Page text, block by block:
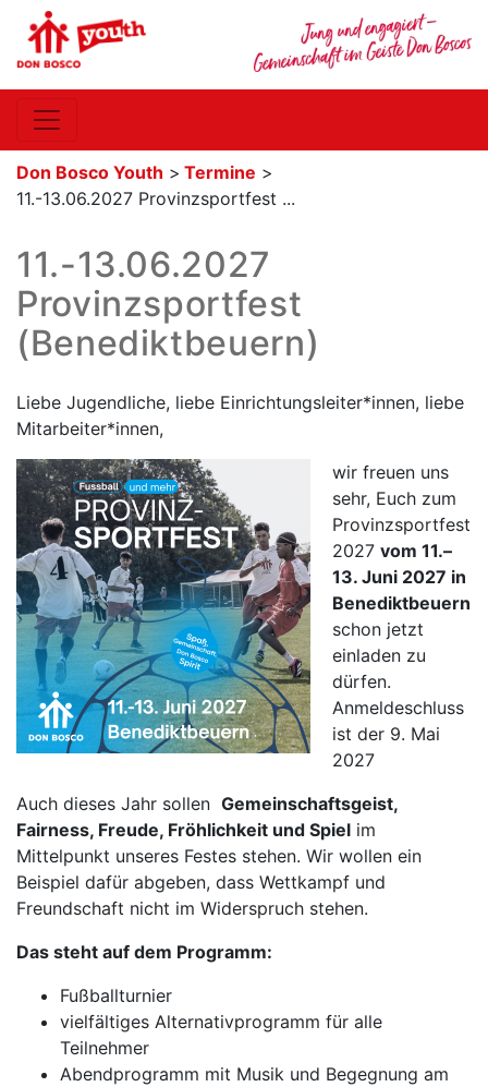
Don Bosco Youth > Termine >
11.-13.06.2027 Provinzsportfest ...
11.-13.06.2027
Provinzsportfest
(Benediktbeuern)
Liebe Jugendliche, liebe Einrichtungsleiter*innen, liebe
Mitarbeiter*innen,
wir freuen uns
sehr, Euch zum
Provinzsportfest
2027 vom 11.–
13. Juni 2027 in
Benediktbeuern
schon jetzt
einladen zu
dürfen.
Anmeldeschluss
ist der 9. Mai
2027
Auch dieses Jahr sollen Gemeinschaftsgeist,
Fairness, Freude, Fröhlichkeit und Spiel im
Mittelpunkt unseres Festes stehen. Wir wollen ein
Beispiel dafür abgeben, dass Wettkampf und
Freundschaft nicht im Widerspruch stehen.
Das steht auf dem Programm:
Fußballturnier
vielfältiges Alternativprogramm für alle
Teilnehmer
Abendprogramm mit Musik und Begegnung am